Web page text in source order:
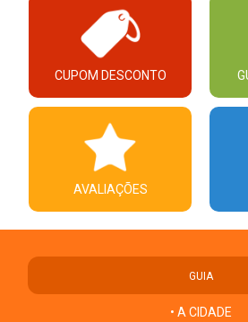
CUPOM DESCONTO
AVALIAÇÕES
GUIA
• A CIDADE